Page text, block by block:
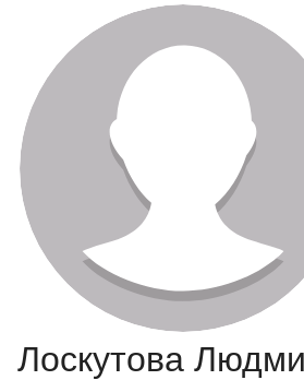
ПОДАТЬ
БАЗА ЗНАНИЙ
КЛЮЧЕВЫЕ
Регистрация
Лоскутова